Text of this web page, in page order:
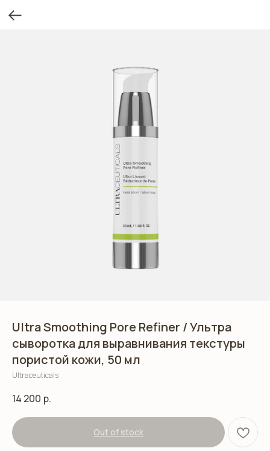
Ultra Smoothing Pore Refiner / Ультра
сыворотка для выравнивания текстуры
пористой кожи, 50 мл
Ultraceuticals
14 200 р.
Out of stock